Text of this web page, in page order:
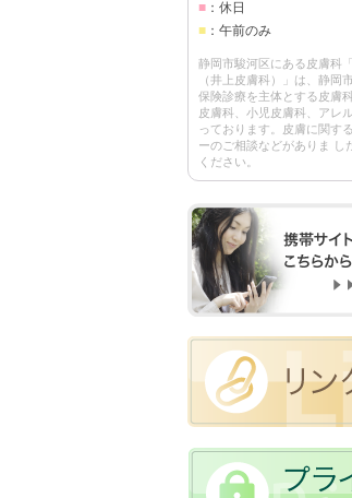
■ ：休日
■ ：午前のみ
静岡市駿河区にある皮膚科
（井上皮膚科）」は、静岡
保険診療を主体とする皮膚
皮膚科、小児皮膚科、アレ
っております。皮膚に関す
ーのご相談などがありま し
ください。